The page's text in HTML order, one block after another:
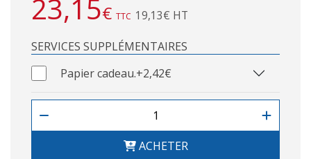
23,15€ TTC 19,13€ HT
SERVICES SUPPLÉMENTAIRES
Papier cadeau.+2,42€
ACHETER